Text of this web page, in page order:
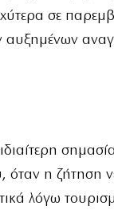
σε
αυξημένων
όταν η ζήτηση
λόγω